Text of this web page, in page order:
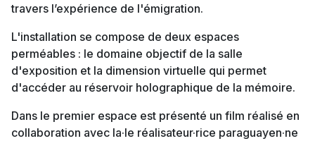
travers l’expérience de l'émigration.
L'installation se compose de deux espaces
perméables : le domaine objectif de la salle
d'exposition et la dimension virtuelle qui permet
d'accéder au réservoir holographique de la mémoire.
Dans le premier espace est présenté un film réalisé en
collaboration avec la·le réalisateur·rice paraguayen·ne